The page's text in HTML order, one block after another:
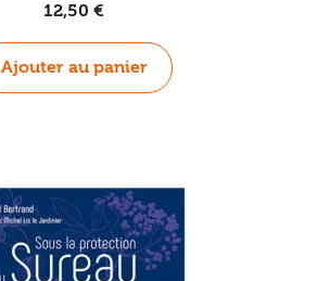
12,50 €
Ajouter au panier